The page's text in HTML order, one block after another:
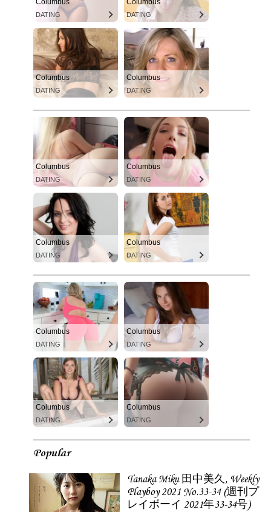
DATING DATING
Columbus
DATING
Columbus
DATING
Columbus
DATING
Columbus
DATING
Columbus
DATING
Columbus
DATING
Columbus
DATING
Columbus
DATING
Columbus
DATING
Columbus
DATING
Popular
Tanaka Miku 田中美久, Weekly
Playboy 2021 No.33-34 (週刊プ
レイボーイ 2021年33-34号)